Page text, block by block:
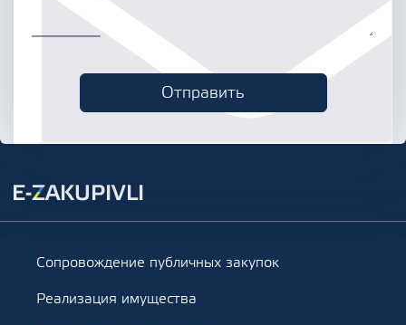
Сопровождение публичных закупок
Реализация имущества